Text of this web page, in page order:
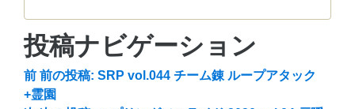
投稿ナビゲーション
前 前の投稿: SRP vol.044 チーム錬 ループアタック
+霊園